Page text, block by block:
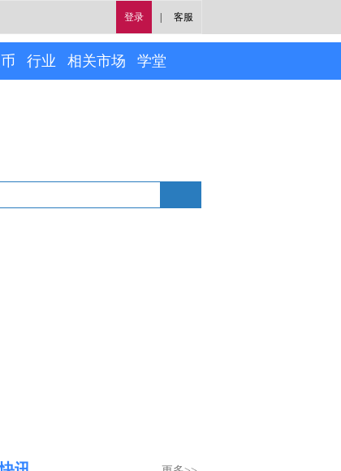
登录 客服
行业 相关市场 学堂